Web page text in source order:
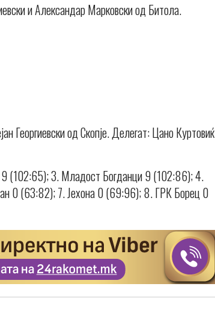
и Александар Марковски од Битола.
Георгиевски од Скопје. Делегат: Цано Куртовиќ
(102:65); 3. Младост Богданци 9 (102:86); 4.
0 (63:82); 7. Јехона 0 (69:96); 8. ГРК Борец 0